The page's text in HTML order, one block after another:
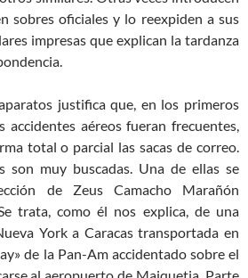
sobres oficiales y lo reexpiden a sus
impresas que explican la tardanza
justifica que, en los primeros
accidentes aéreos fueran frecuentes,
total o parcial las sacas de correo.
son muy buscadas. Una de ellas se
de Zeus Camacho Marañón
trata, como él nos explica, de una
York a Caracas transportada en
de la Pan-Am accidentado sobre el